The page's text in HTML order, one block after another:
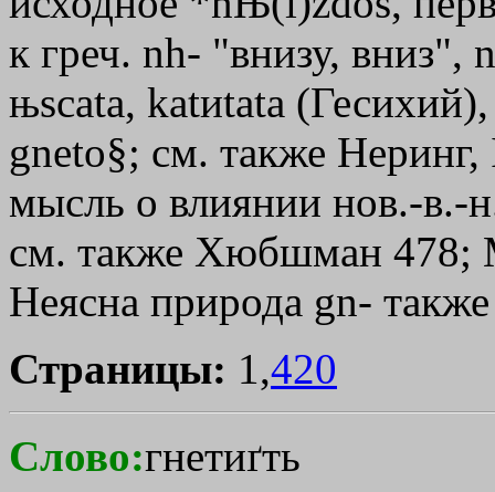
к греч. nh- "внизу, вниз",
њscata, katиtata
gneto§; см. также
мысль о влиянии нов.-в.-
см. также Хюбшман 478;
Неясна природа gn-
Страницы: 1,420
Слово:гнетиґть